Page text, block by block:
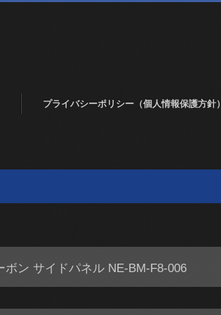
プライバシーポリシー（個人情報保護方針）